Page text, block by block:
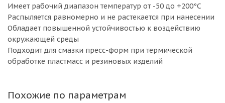
Имеет рабочий диапазон температур от -50 до +200°С
Распыляется равномерно и не растекается при нанесении
Обладает повышенной устойчивостью к воздействию
окружающей среды
Подходит для смазки пресс-форм при термической
обработке пластмасс и резиновых изделий
Похожие по параметрам